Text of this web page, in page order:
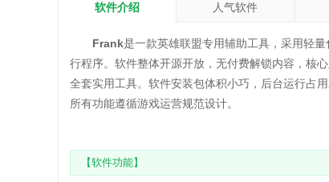
软件介绍 人气软件
Frank是一款英雄联盟专用辅助工具，采用轻
行程序。软件整体开源开放，无付费解锁内容，核
全套实用工具。软件安装包体积小巧，后台运行占
所有功能遵循游戏运营规范设计。
【软件功能】